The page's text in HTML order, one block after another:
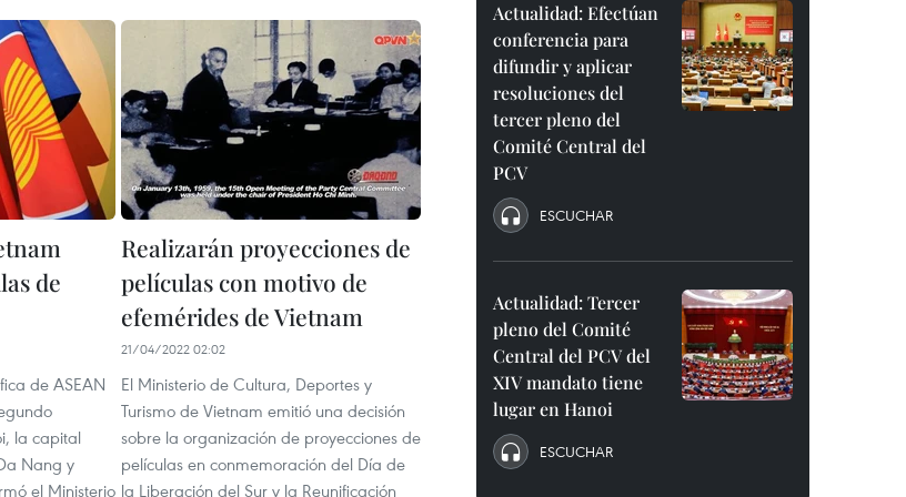
de
de ASEAN
la capital
Nang y
el Ministerio
Realizarán proyecciones de
películas con motivo de
efemérides de Vietnam
21/04/2022 02:02
El Ministerio de Cultura, Deportes y
Turismo de Vietnam emitió una decisión
sobre la organización de proyecciones de
películas en conmemoración del Día de
la Liberación del Sur y la Reunificación
Actualidad: Efectúan
conferencia para
difundir y aplicar
resoluciones del
tercer pleno del
Comité Central del
PCV
ESCUCHAR
Actualidad: Tercer
pleno del Comité
Central del PCV del
XIV mandato tiene
lugar en Hanoi
ESCUCHAR